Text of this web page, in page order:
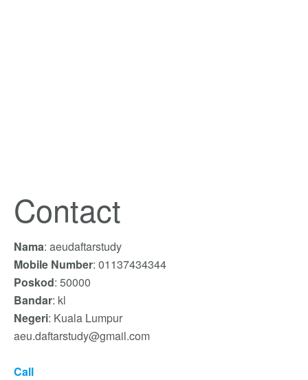
Contact
Nama: aeudaftarstudy
Mobile Number: 01137434344
Poskod: 50000
Bandar: kl
Negeri: Kuala Lumpur
aeu.daftarstudy@gmail.com
Call